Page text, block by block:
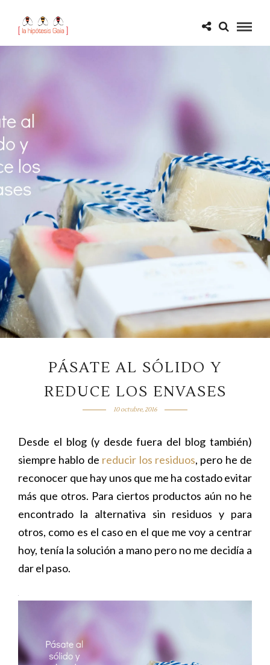
PÁSATE AL SÓLIDO Y
REDUCE LOS ENVASES
10 octubre, 2016
Desde el blog (y desde fuera del blog también)
siempre hablo de reducir los residuos, pero he de
reconocer que hay unos que me ha costado evitar
más que otros. Para ciertos productos aún no he
encontrado la alternativa sin residuos y para
otros, como es el caso en el que me voy a centrar
hoy, tenía la solución a mano pero no me decidía a
dar el paso.